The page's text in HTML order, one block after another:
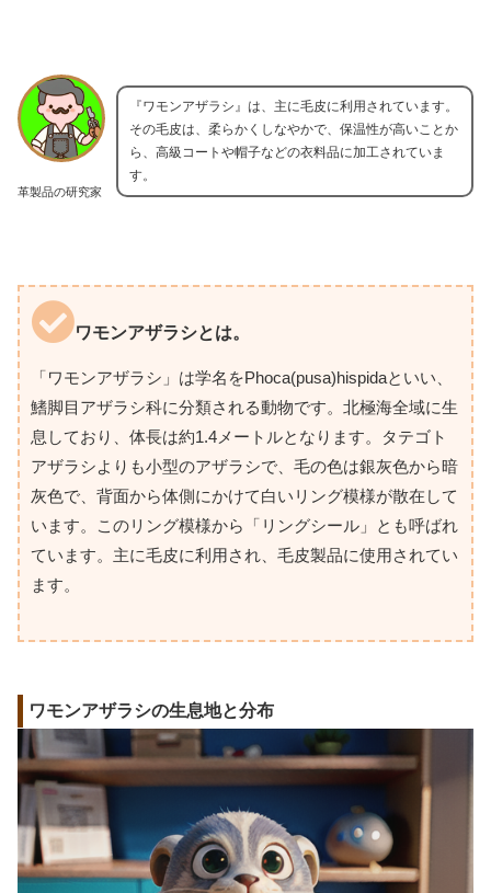
革製品の研究家
『ワモンアザラシ』は、主に毛皮に利用されています。
その毛皮は、柔らかくしなやかで、保温性が高いことか
ら、高級コートや帽子などの衣料品に加工されていま
す。
ワモンアザラシとは。
「ワモンアザラシ」は学名をPhoca(pusa)hispidaといい、
鰭脚目アザラシ科に分類される動物です。北極海全域に生
息しており、体長は約1.4メートルとなります。タテゴト
アザラシよりも小型のアザラシで、毛の色は銀灰色から暗
灰色で、背面から体側にかけて白いリング模様が散在して
います。このリング模様から「リングシール」とも呼ばれ
ています。主に毛皮に利用され、毛皮製品に使用されてい
ます。
ワモンアザラシの生息地と分布